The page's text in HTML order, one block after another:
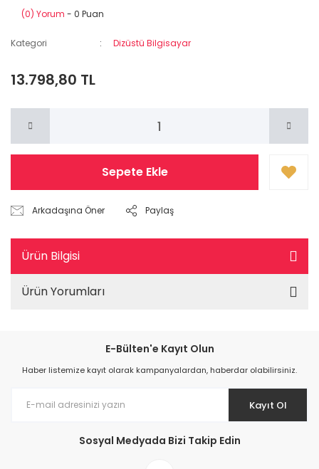
(0) Yorum - 0 Puan
Kategori Dizüstü Bilgisayar
13.798,80 TL
Sepete Ekle
Arkadaşına Öner Paylaş
Ürün Bilgisi
Ürün Yorumları
E-Bülten'e Kayıt Olun
Haber listemize kayıt olarak kampanyalardan, haberdar olabilirsiniz.
Kayıt Ol
Sosyal Medyada Bizi Takip Edin